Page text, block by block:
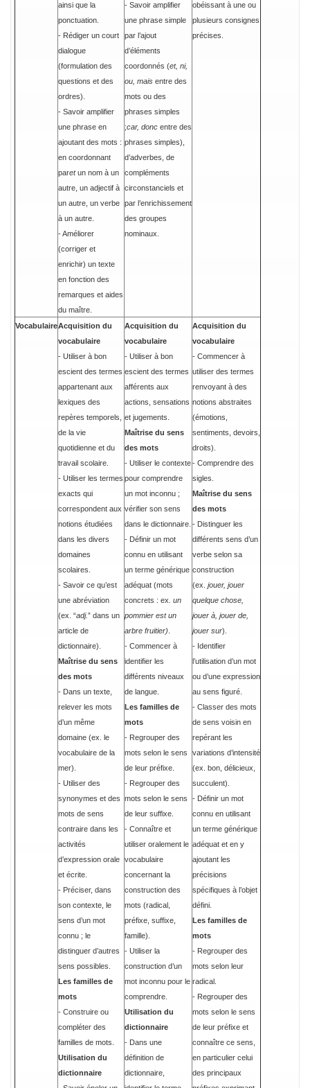
ainsi que la
ponctuation.
- Rédiger un court
dialogue
(formulation des
questions et des
ordres).
- Savoir amplifier
une phrase en
ajoutant des mots :
en coordonnant
paretun nom à un
autre, un adjectif à
un autre, un verbe
à un autre.
- Améliorer
(corriger et
enrichir) un texte
en fonction des
remarques et aides
du maître.
- Savoir amplifier
une phrase simple
par l’ajout
d’éléments
coordonnés (et, ni,
ou, mais entre des
mots ou des
phrases simples
;car, donc entre des
phrases simples),
d’adverbes, de
compléments
circonstanciels et
par l’enrichissement
des groupes
nominaux.
obéissant à une ou
plusieurs consignes
précises.
VocabulaireAcquisition du
vocabulaire
- Utiliser à bon
escient des termes
appartenant aux
lexiques des
repères temporels,
de la vie
quotidienne et du
travail scolaire.
- Utiliser les termes
exacts qui
correspondent aux
notions étudiées
dans les divers
domaines
scolaires.
- Savoir ce qu’est
une abréviation
(ex. “adj.” dans un
article de
dictionnaire).
Maîtrise du sens
des mots
- Dans un texte,
relever les mots
d’un même
domaine (ex. le
vocabulaire de la
mer).
- Utiliser des
synonymes et des
mots de sens
contraire dans les
activités
d’expression orale
et écrite.
- Préciser, dans
son contexte, le
sens d’un mot
connu ; le
distinguer d’autres
sens possibles.
Les familles de
mots
- Construire ou
compléter des
familles de mots.
Utilisation du
dictionnaire
Acquisition du
vocabulaire
- Utiliser à bon
escient des termes
afférents aux
actions, sensations
et jugements.
Maîtrise du sens
des mots
- Utiliser le contexte
pour comprendre
un mot inconnu ;
vérifier son sens
dans le dictionnaire.
- Définir un mot
connu en utilisant
un terme générique
adéquat (mots
concrets : ex . un
pommier est un
arbre fruitier)
- Commencer à
identifier les
différents niveaux
de langue.
Les familles de
mots
- Regrouper des
mots selon le sens
de leur préfixe.
- Regrouper des
mots selon le sens
de leur suffixe.
- Connaître et
utiliser oralement le
vocabulaire
concernant la
construction des
mots (radical,
préfixe, suffixe,
famille).
- Utiliser la
construction d’un
mot inconnu pour le
comprendre.
Utilisation du
dictionnaire
- Dans une
définition de
dictionnaire,
Acquisition du
vocabulaire
- Commencer à
utiliser des termes
renvoyant à des
notions abstraites
(émotions,
sentiments, devoirs,
droits).
- Comprendre des
sigles.
Maîtrise du sens
des mots
- Distinguer les
différents sens d’un
verbe selon sa
construction
(ex. jouer, jouer
quelque chose,
jouer à, jouer de,
jouer sur).
- Identifier
l’utilisation d’un mot
ou d’une expression
au sens figuré.
- Classer des mots
de sens voisin en
repérant les
variations d’intensité
(ex. bon, délicieux,
succulent).
- Définir un mot
connu en utilisant
un terme générique
adéquat et en y
ajoutant les
précisions
spécifiques à l’objet
défini.
Les familles de
mots
- Regrouper des
mots selon leur
radical.
- Regrouper des
mots selon le sens
de leur préfixe et
connaître ce sens,
en particulier celui
des principaux